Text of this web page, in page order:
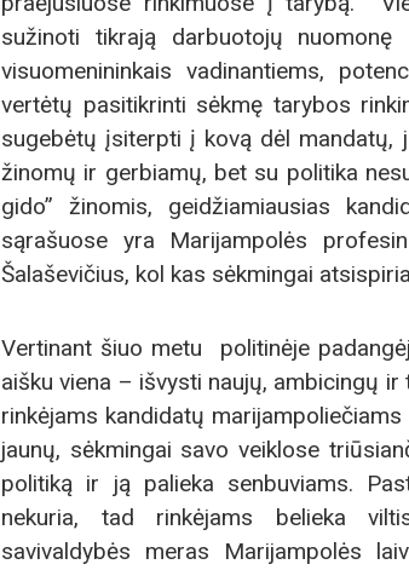
sužinoti tikrają darbuotojų
visuomenininkais vadinantiems,
vertėtų pasitikrinti sėkmę tarybos
sugebėtų įsiterpti į kovą dėl mandatų,
žinomų ir gerbiamų, bet su politika
gido” žinomis, geidžiamiausias
sąrašuose yra Marijampolės
Šalaševičius, kol kas sėkmingai
Vertinant šiuo metu politinėje
aišku viena – išvysti naujų, ambicingų
rinkėjams kandidatų
jaunų, sėkmingai savo veiklose
politiką ir ją palieka senbuviams.
nekuria, tad rinkėjams belieka
savivaldybės meras Marijampolės